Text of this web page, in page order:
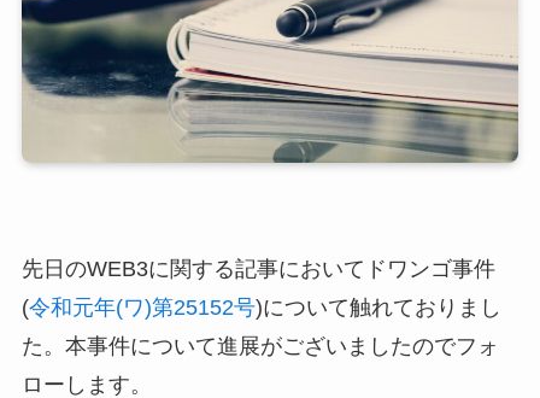
先日のWEB3に関する記事においてドワンゴ事件
(令和元年(ワ)第25152号)について触れておりまし
た。本事件について進展がございましたのでフォ
ローします。